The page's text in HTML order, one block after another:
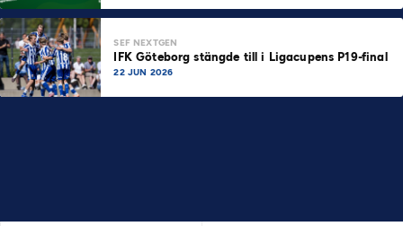
SEF NEXTGEN
IFK Göteborg stängde till i Ligacupens P19-final
22 JUN 2026